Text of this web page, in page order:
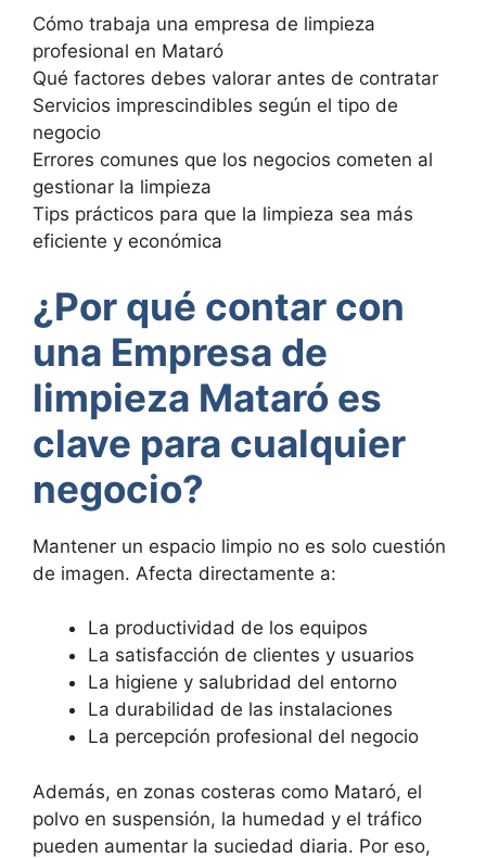
Cómo trabaja una empresa de limpieza
profesional en Mataró
Qué factores debes valorar antes de contratar
Servicios imprescindibles según el tipo de
negocio
Errores comunes que los negocios cometen al
gestionar la limpieza
Tips prácticos para que la limpieza sea más
eficiente y económica
¿Por qué contar con
una Empresa de
limpieza Mataró es
clave para cualquier
negocio?
Mantener un espacio limpio no es solo cuestión
de imagen. Afecta directamente a:
La productividad de los equipos
La satisfacción de clientes y usuarios
La higiene y salubridad del entorno
La durabilidad de las instalaciones
La percepción profesional del negocio
Además, en zonas costeras como Mataró, el
polvo en suspensión, la humedad y el tráfico
pueden aumentar la suciedad diaria. Por eso,